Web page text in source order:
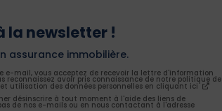
la newsletter !
assurance immobilière.
e-mail, vous acceptez de recevoir la lettre d'information
reconnaissez avoir pris connaissance de notre politique de
utilisation des données personnelles en cliquant ici
désinscrire à tout moment à l'aide des liens de
de nos e-mails ou en nous contactant à l'adresse